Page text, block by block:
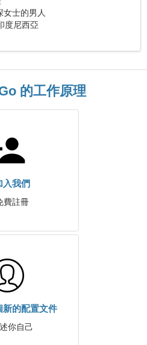
女士的男人
度尼西亞
的工作原理
入我們
費註冊
新的配置文件
你自己